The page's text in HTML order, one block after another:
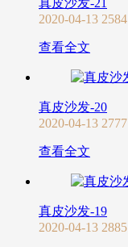
真皮沙发-21
2020-04-13 2584
查看全文
真皮沙发-20
2020-04-13 2777
查看全文
真皮沙发-19
2020-04-13 2885